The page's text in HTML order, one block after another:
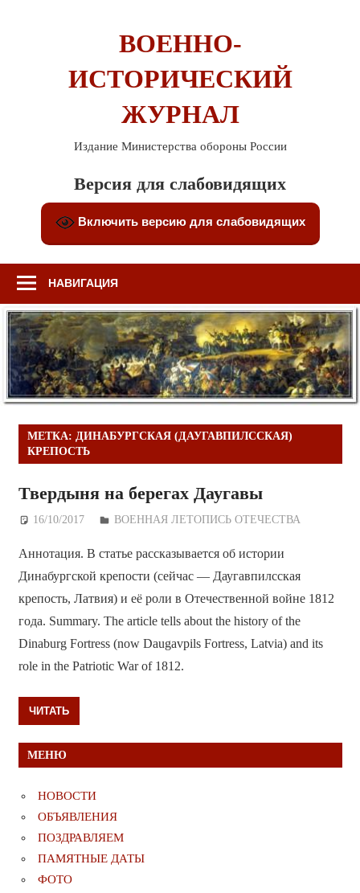
ВОЕННО-
ИСТОРИЧЕСКИЙ
ЖУРНАЛ
Издание Министерства обороны России
Версия для слабовидящих
Включить версию для слабовидящих
НАВИГАЦИЯ
МЕТКА: ДИНАБУРГСКАЯ (ДАУГАВПИЛССКАЯ)
КРЕПОСТЬ
Твердыня на берегах Даугавы
16/10/2017 Дежурный по Редакции
ВОЕННАЯ ЛЕТОПИСЬ ОТЕЧЕСТВА
Аннотация. В статье рассказывается об истории
Динабургской крепости (сейчас — Даугавпилсская
крепость, Латвия) и её роли в Отечественной войне 1812
года. Summary. The article tells about the history of the
Dinaburg Fortress (now Daugavpils Fortress, Latvia) and its
role in the Patriotic War of 1812.
ЧИТАТЬ
МЕНЮ
НОВОСТИ
ОБЪЯВЛЕНИЯ
ПОЗДРАВЛЯЕМ
ПАМЯТНЫЕ ДАТЫ
ФОТО